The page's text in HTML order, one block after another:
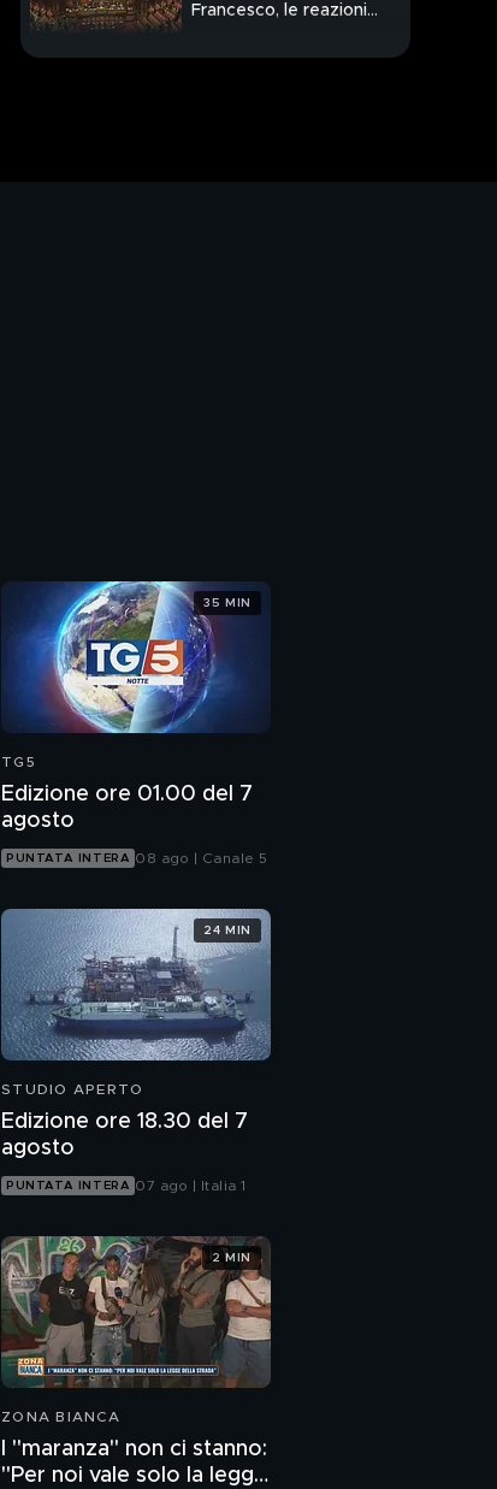
Francesco, le reazioni
Il mondo abbraccia il
Papa degli ultimi
TG5
Edizione ore 01.00 del 7
agosto
PUNTATA INTERA 08 ago | Canale 5
35 MIN
STUDIO APERTO
Edizione ore 18.30 del 7
agosto
PUNTATA INTERA 07 ago | Italia 1
24 MIN
ZONA BIANCA
I "maranza" non ci stanno:
"Per noi vale solo la legge
2 MIN